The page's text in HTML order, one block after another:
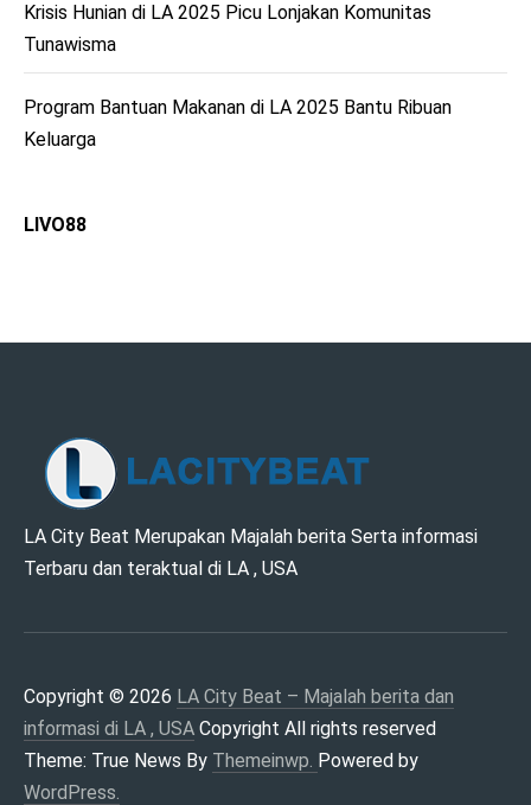
Krisis Hunian di LA 2025 Picu Lonjakan Komunitas
Tunawisma
Program Bantuan Makanan di LA 2025 Bantu Ribuan
Keluarga
LIVO88
LA CITY BEAT –
DAN INFORMASI DI
LA , USA
LA City Beat Merupakan Majalah berita Serta informasi
Terbaru dan teraktual di LA , USA
Copyright © 2026 LA City Beat – Majalah berita dan
informasi di LA , USA Copyright All rights reserved
Theme: True News By Themeinwp. Powered by
WordPress.